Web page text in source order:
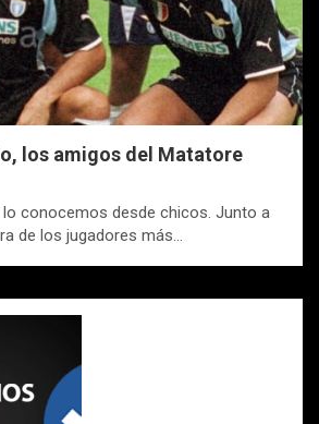
los amigos del Matatore
conocemos desde chicos. Junto a
de los jugadores más…